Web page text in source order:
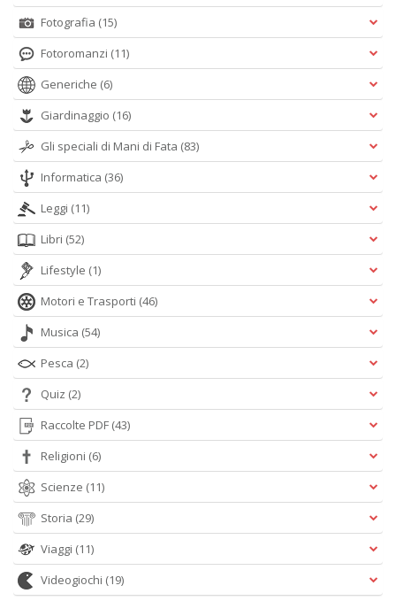
Fotografia (15)
Fotoromanzi (11)
Generiche (6)
Giardinaggio (16)
Gli speciali di Mani di Fata (83)
Informatica (36)
Leggi (11)
Libri (52)
Lifestyle (1)
Motori e Trasporti (46)
Musica (54)
Pesca (2)
Quiz (2)
Raccolte PDF (43)
Religioni (6)
Scienze (11)
Storia (29)
Viaggi (11)
Videogiochi (19)